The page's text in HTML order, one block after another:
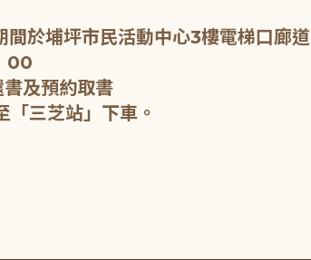
於埔坪市民活動中心3樓電梯口廊
00
及預約取書
三芝站」下車。